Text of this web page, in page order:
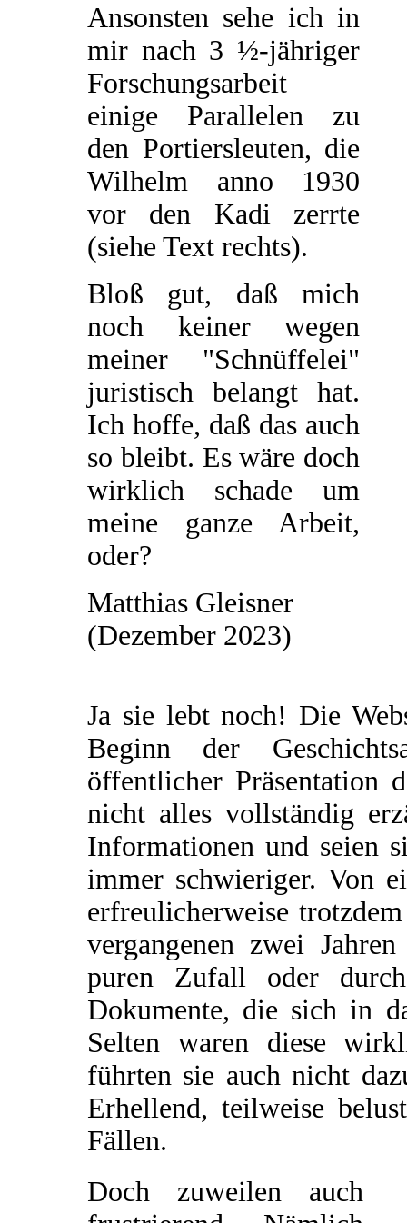
Ansonsten sehe ich in
mir nach 3 ½-jähriger
Forschungsarbeit
einige Parallelen zu
den Portiersleuten, die
Wilhelm anno 1930
vor den Kadi zerrte
(siehe Text rechts).
Bloß gut, daß mich
noch keiner wegen
meiner "Schnüffelei"
juristisch belangt hat.
Ich hoffe, daß das auch
so bleibt. Es wäre doch
wirklich schade um
meine ganze Arbeit,
oder?
Matthias Gleisner
(Dezember 2023)
Ja sie lebt noch! Die
Beginn der
öffentlicher Präsentation
nicht alles vollständig
Informationen und seien
immer schwieriger. Von
erfreulicherweise
vergangenen zwei
puren Zufall oder
Dokumente, die sich in
Selten waren diese
führten sie auch nicht
Erhellend, teilweise
Fällen.
Doch zuweilen auch